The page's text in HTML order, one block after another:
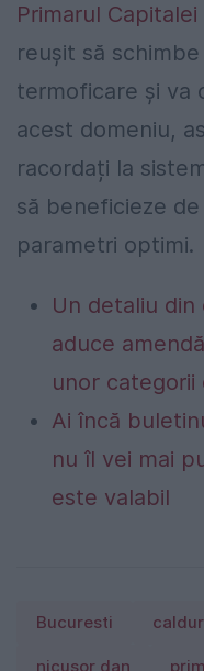
Primarul Capitalei
reușit să
termoficare și va
acest domeniu,
racordați la
să beneficieze
parametri optimi.
Un detaliu
aduce
unor categorii
Ai încă
nu îl vei mai
este valabil
Bucuresti
nicusor dan